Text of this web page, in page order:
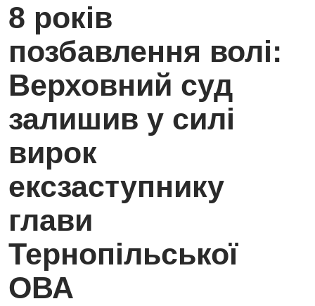
8 років
позбавлення волі:
Верховний суд
залишив у силі
вирок
ексзаступнику
глави
Тернопільської
ОВА